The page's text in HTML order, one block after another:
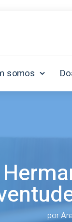
somos
por